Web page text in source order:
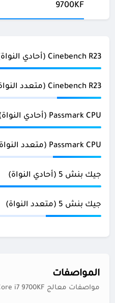
9700KF
Cinebench R23 (أحادي النواة)
Cinebench R23 (متعدد النواة)
Passmark CPU (أحادي النواة)
Passmark CPU (متعدد النواة)
جيك بنش 5 (أحادي النواة)
جيك بنش 5 (متعدد النواة)
المواصفات
مواصفات معالج Intel Core i7 9700KF